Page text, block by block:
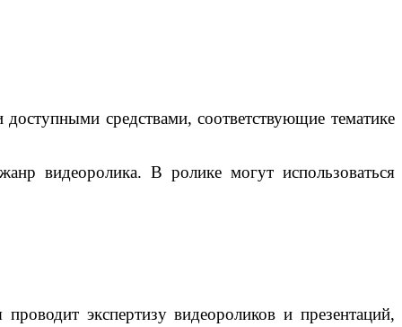
средствами, соответствующие тематике
видеоролика. В ролике могут использоваться
экспертизу видеороликов и презентаций,